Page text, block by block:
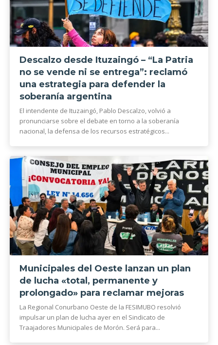
Descalzo desde Ituzaingó – “La Patria
no se vende ni se entrega”: reclamó
una estrategia para defender la
soberanía argentina
El intendente de Ituzaingó, Pablo Descalzo, volvió a
pronunciarse sobre el debate en torno a la soberanía
nacional, la defensa de los recursos estratégicos...
Municipales del Oeste lanzan un plan
de lucha «total, permanente y
prolongado» para reclamar mejoras
La Regional Conurbano Oeste de la FESIMUBO resolvió
impulsar un plan de lucha ayer en el Sindicato de
Traajadores Municipales de Morón. Será para...